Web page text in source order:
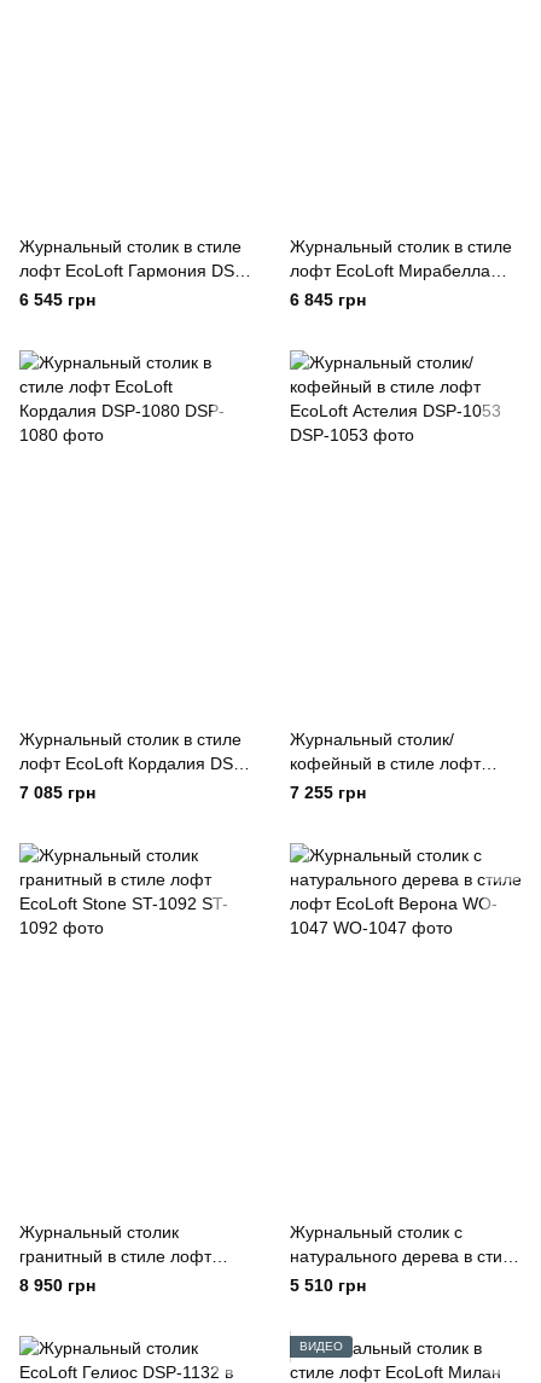
Журнальный столик в стиле
лофт EcoLoft Гармония DSP-
1093
6 545 грн
Журнальный столик в стиле
лофт EcoLoft Мирабелла
DSP-1092
6 845 грн
Журнальный столик в стиле
лофт EcoLoft Кордалия DSP-
1080
7 085 грн
Журнальный столик/
кофейный в стиле лофт
EcoLoft Астелия DSP-1053
7 255 грн
Журнальный столик
гранитный в стиле лофт
EcoLoft Stone ST-1092
8 950 грн
Журнальный столик с
натурального дерева в стиле
лофт EcoLoft Верона WO-
5 510 грн
ВИДЕО